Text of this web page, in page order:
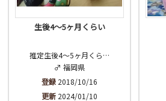
生後4〜5ヶ月くらい
推定生後4〜5ヶ月くら…
♂ 福岡県
登録 2018/10/16
更新 2024/01/10